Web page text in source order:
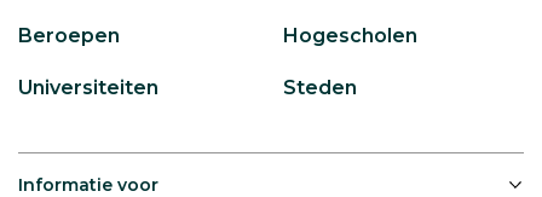
Beroepen Hogescholen
Universiteiten Steden
Informatie voor